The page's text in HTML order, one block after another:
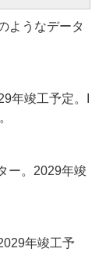
ようなデータ
年竣工予定。I
ー。2029年竣
年竣工予